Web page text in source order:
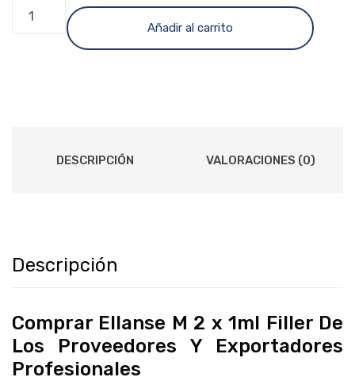
Añadir al carrito
DESCRIPCIÓN VALORACIONES (0)
Descripción
Comprar Ellanse M 2 x 1ml Filler De
Los Proveedores Y Exportadores
Profesionales